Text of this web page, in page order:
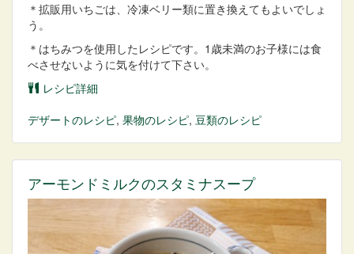
＊拡販用いちごは、冷凍ベリー類に置き換えてもよいでしょ
う。
＊はちみつを使用したレシピです。1歳未満のお子様には食
べさせないように気を付けて下さい。
レシピ詳細
デザートのレシピ, 果物のレシピ, 豆類のレシピ
アーモンドミルクのスタミナスープ